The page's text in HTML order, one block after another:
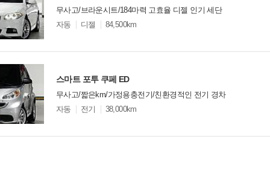
무사고/브라운시트/184마력 고효율 디젤 인기 세단
모
션
자동 디젤 84,500km
스마트 포투 쿠페 ED
무사고/짧은km/가정용충전기/친환경적인 전기 경차
모
션
자동 전기 38,000km